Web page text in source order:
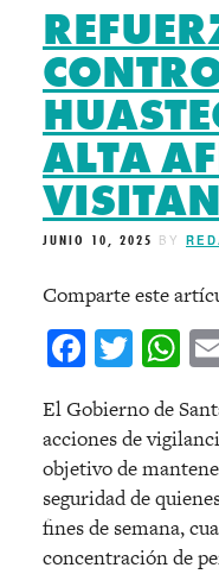
ALTA
JUNIO 10, 2025 BY
Comparte este
El Gobierno de
acciones de
objetivo de
seguridad de
fines de semana,
concentración de